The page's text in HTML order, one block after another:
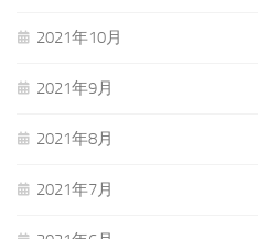
2021年10月
2021年9月
2021年8月
2021年7月